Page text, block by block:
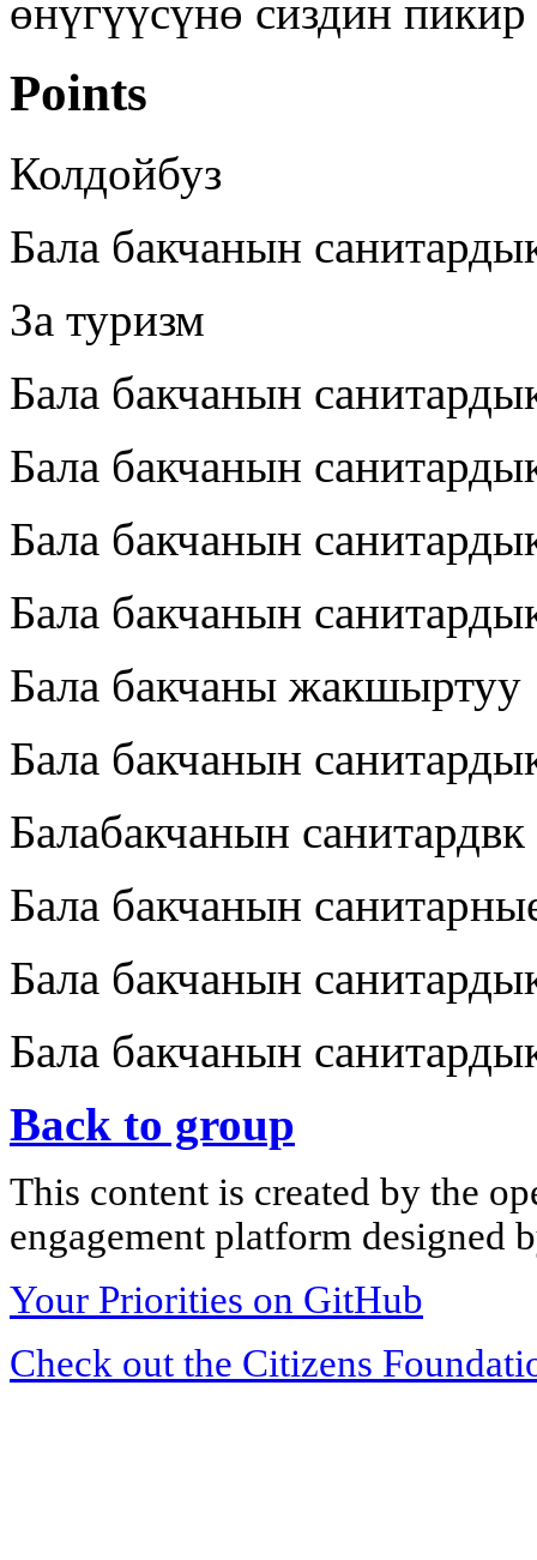
өнүгүүсүнө сиздин
Points
Колдойбуз
Бала бакчанын
За туризм
Бала бакчанын
Бала бакчанын
Бала бакчанын
Бала бакчанын
Бала бакчаны жакшыртуу
Бала бакчанын
Балабакчанын
Бала бакчанын
Бала бакчанын
Бала бакчанын
Back to group
This content is created by the
engagement platform designed
Your Priorities on GitHub
Check out the Citizens